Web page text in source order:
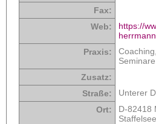
Fax:
Web:
https://
Praxis:
Seminare
Zusatz:
Straße:
Unterer
Ort:
D-82418
Staffelsee